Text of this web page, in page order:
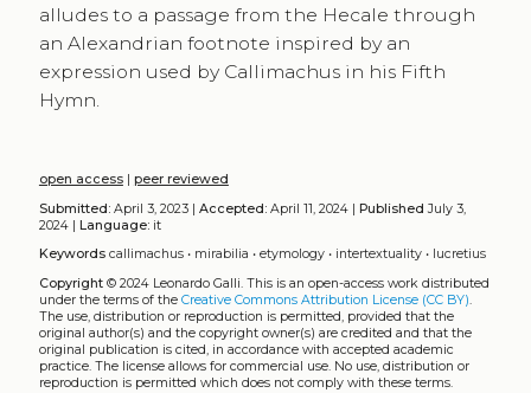
alludes to a passage from the Hecale through
an Alexandrian footnote inspired by an
expression used by Callimachus in his Fifth
Hymn.
open access| peer reviewed
Submitted:April 3, 2023 | Accepted:April 11, 2024 | Published July 3,
2024 | Language:it
Keywords callimachus• mirabilia • etymology• intertextuality• lucretius
Copyright© 2024 Leonardo Galli. This is an open-access work distributed
under the terms of the Creative Commons Attribution License (CC BY).
The use, distribution or reproduction is permitted, provided that the
original author(s) and the copyright owner(s) are credited and that the
original publication is cited, in accordance with accepted academic
practice. The license allows for commercial use. No use, distribution or
reproduction is permitted which does not comply with these terms.